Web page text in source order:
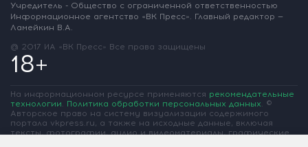
Учредитель - Общество с ограниченной ответственностью
Информационное агентство «ВК Пресс». Главный редактор —
Ламейкин В.А.
@ 2017 ИА «ВК Пресс» Все права защищены
18+
На информационном ресурсе применяются рекомендательные
технологии. Политика обработки персональных данных. ©
Авторское право на систему визуализации содержимого
портала vkpress.ru, а также на исходные данные, включая
тексты, фотографии, аудио и видеоматериалы, графические